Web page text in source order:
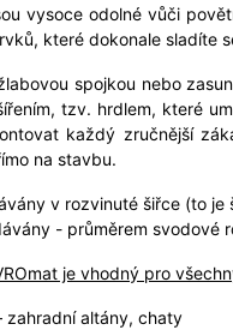
vysoce odolné vůči
které dokonale sladíte
spojkou nebo
tzv. hrdlem, které
každý zručnější
na stavbu.
v rozvinuté šiřce (to
- průměrem svodové
je vhodný pro
zahradní altány, chaty